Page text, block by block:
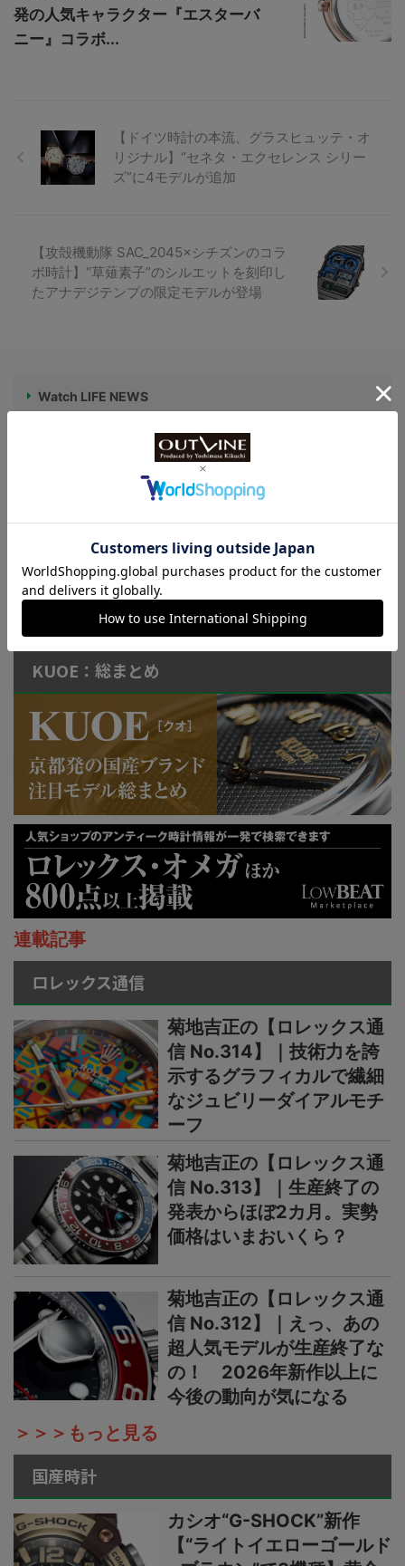
発の人気キャラクター『エスターバ
ニー』コラボ...
【ドイツ時計の本流、グラスヒュッテ・オ
リジナル】“セネタ・エクセレンス シリー
ズ”に4モデルが追加
【攻殻機動隊 SAC_2045×シチズンのコラ
ボ時計】“草薙素⼦”のシルエットを刻印し
たアナデジテンプの限定モデルが登場
Watch LIFE NEWS
特許取得“耐衝撃”ウオッチなど
KUOE：総まとめ
連載記事
ロレックス通信
菊地吉正の【ロレックス通
信 No.314】｜技術力を誇
示するグラフィカルで繊細
なジュビリーダイアルモチ
ーフ
菊地吉正の【ロレックス通
信 No.313】｜生産終了の
発表からほぼ2カ月。実勢
価格はいまおいくら？
菊地吉正の【ロレックス通
信 No.312】｜えっ、あの
超人気モデルが生産終了な
の！ 2026年新作以上に
今後の動向が気になる
＞＞＞もっと見る
国産時計
カシオ“G-SHOCK”新作
【“ライトイエローゴールド